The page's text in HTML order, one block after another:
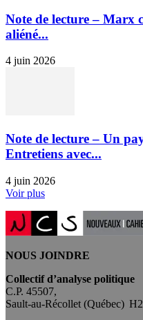
Note de lecture – Marx
aliéné...
4 juin 2026
Note de lecture – Un
Entretiens avec...
4 juin 2026
Voir plus
NOUS JOINDRE
Collectif d’analyse politique
C.P. 45507,
Sault-au-Récollet (Québec)